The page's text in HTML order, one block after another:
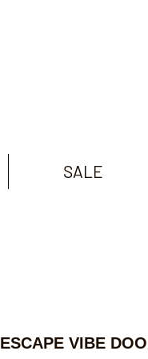
SALE
ESCAPE VIBE